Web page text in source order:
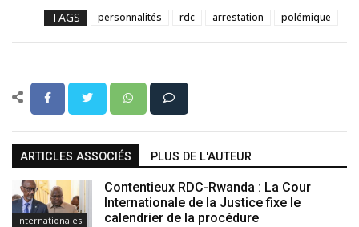
TAGS personnalités rdc arrestation polémique
ARTICLES ASSOCIÉS PLUS DE L'AUTEUR
Internationales
Contentieux RDC-Rwanda : La Cour
Internationale de la Justice fixe le
calendrier de la procédure